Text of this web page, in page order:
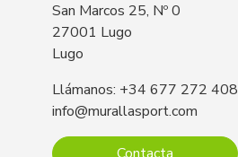
San Marcos 25, Nº 0
27001 Lugo
Lugo
Llámanos: +34 677 272 408
info@murallasport.com